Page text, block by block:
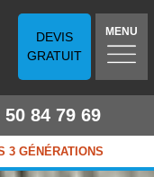
DEVIS
GRATUIT
MENU
50 84 79 69
3 GÉNÉRATIONS